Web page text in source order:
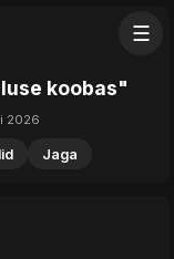
☰
koobas"
2026
Jaga